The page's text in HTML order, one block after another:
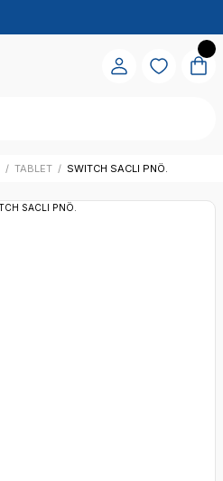
TABLET SWITCH SACLI PNÖ.